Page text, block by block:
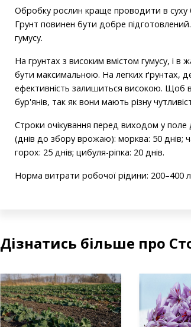
Обробку рослин краще проводити в суху
Грунт повинен бути добре
гумусу.
На грунтах з високим вмістом гумусу, і
бути максимальною. На легких ґрунтах,
ефективність залишиться високою. Щоб
бур'янів, так як вони мають різну
Строки очікування перед виходом у поле
(днів до збору врожаю): морква: 50 днів;
горох: 25 днів; цибуля-ріпка: 20 днів.
Норма витрати робочої рідини: 200–400
Дізнатись більше про